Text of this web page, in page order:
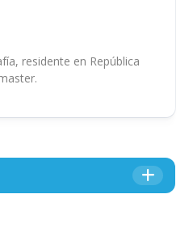
residente en República